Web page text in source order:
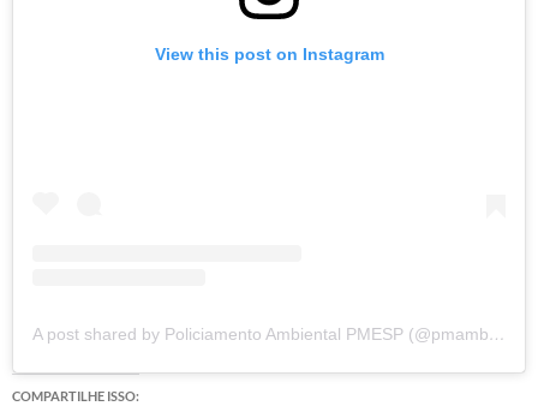
View this post on Instagram
A post shared by Policiamento Ambiental PMESP (@pmambientalsp)
COMPARTILHE ISSO: